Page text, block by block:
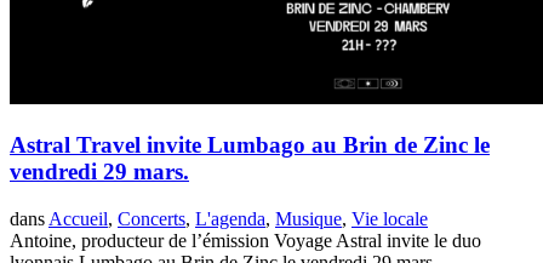
Astral Travel invite Lumbago au Brin de Zinc le
vendredi 29 mars.
dans Accueil, Concerts, L'agenda, Musique, Vie locale
Antoine, producteur de l’émission Voyage Astral invite le duo